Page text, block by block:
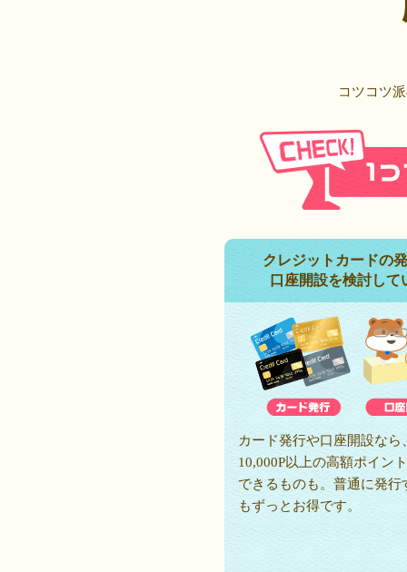
コツコツ
クレジットカードの
口座開設を検討して
カード発行や口座開設なら
10,000P以上の高額ポイン
できるものも。普通に発行
もずっとお得です。